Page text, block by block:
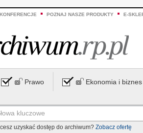
POZNAJ NASZE PRODUKTY E-
Prawo Ekonomia i biznes
uzyskać dostęp do archiwum? Zobacz ofertę